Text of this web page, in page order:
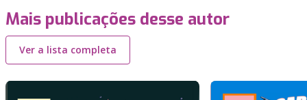
Mais publicações desse autor
Ver a lista completa